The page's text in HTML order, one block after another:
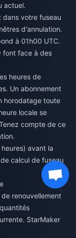
actuel.
dans votre fuseau
d'annulation.
à 01h00 UTC.
font face à des
heures de
Un abonnement
horodatage toute
locale se
compte de ce
avant la
calcul de fuseau
renouvellement
StarMaker